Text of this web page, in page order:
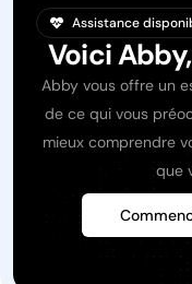
Assistance
Voici
Abby vous offre un
de ce qui vous
mieux comprendre
que